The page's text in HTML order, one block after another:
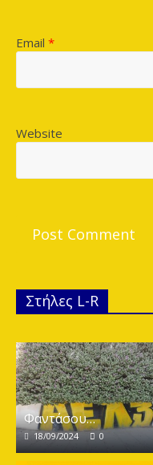
Email *
Website
Στήλες L-R
Φαντάσου…
18/09/2024 0